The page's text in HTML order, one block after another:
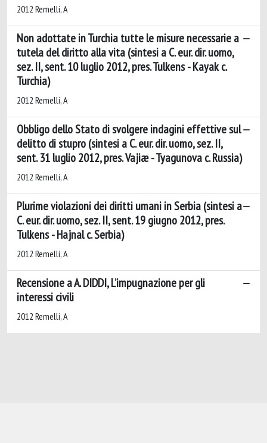
2012 Remelli, A
Non adottate in Turchia tutte le misure necessarie a
tutela del diritto alla vita (sintesi a C. eur. dir. uomo,
sez. II, sent. 10 luglio 2012, pres. Tulkens - Kayak c.
Turchia)
2012 Remelli, A
Obbligo dello Stato di svolgere indagini effettive sul
delitto di stupro (sintesi a C. eur. dir. uomo, sez. II,
sent. 31 luglio 2012, pres. Vajiæ - Tyagunova c. Russia)
2012 Remelli, A
Plurime violazioni dei diritti umani in Serbia (sintesi a
C. eur. dir. uomo, sez. II, sent. 19 giugno 2012, pres.
Tulkens - Hajnal c. Serbia)
2012 Remelli, A
Recensione a A. DIDDI, L’impugnazione per gli
interessi civili
2012 Remelli, A